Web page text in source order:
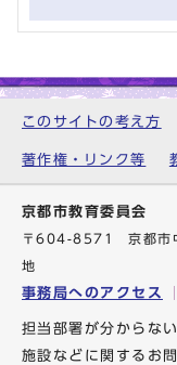
このサイトの考え方
著作権・リンク等
京都市教育委員会
〒604-8571 京都市
地
事務局へのアクセス
担当部署が分からな
施設などに関するお